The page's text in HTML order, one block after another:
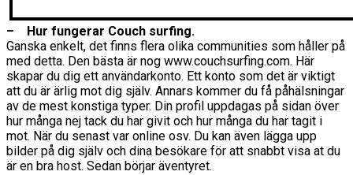
– Hur fungerar Couch surfing.
Ganska enkelt, det finns flera olika communities som håller på
med detta. Den bästa är nog www.couchsurfing.com. Här
skapar du dig ett användarkonto. Ett konto som det är viktigt
att du är ärlig mot dig själv. Annars kommer du få påhälsningar
av de mest konstiga typer. Din profil uppdagas på sidan över
hur många nej tack du har givit och hur många du har tagit i
mot. När du senast var online osv. Du kan även lägga upp
bilder på dig själv och dina besökare för att snabbt visa at du
är en bra host. Sedan börjar äventyret.